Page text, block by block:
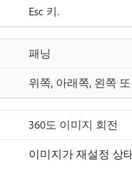
Esc 키.
패닝
위쪽, 아래쪽, 왼쪽
360도 이미지 회전
이미지가 재설정 상